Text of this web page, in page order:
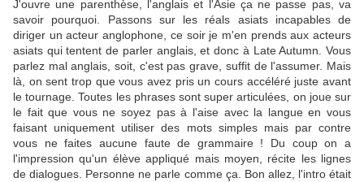
J'ouvre une parenthèse, l'anglais et l'Asie ça ne passe pas, va
savoir pourquoi. Passons sur les réals asiats incapables de
diriger un acteur anglophone, ce soir je m'en prends aux acteurs
asiats qui tentent de parler anglais, et donc à Late Autumn. Vous
parlez mal anglais, soit, c'est pas grave, suffit de l'assumer. Mais
là, on sent trop que vous avez pris un cours accéléré juste avant
le tournage. Toutes les phrases sont super articulées, on joue sur
le fait que vous ne soyez pas à l'aise avec la langue en vous
faisant uniquement utiliser des mots simples mais par contre
vous ne faites aucune faute de grammaire ! Du coup on a
l'impression qu'un élève appliqué mais moyen, récite les lignes
de dialogues. Personne ne parle comme ça. Bon allez, l'intro était